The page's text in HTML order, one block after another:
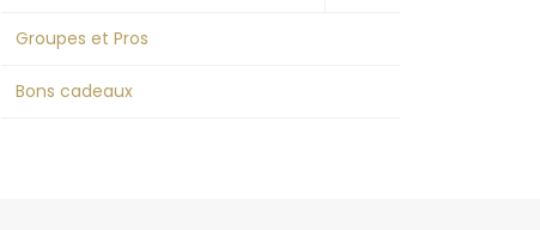
Groupes et Pros
Bons cadeaux